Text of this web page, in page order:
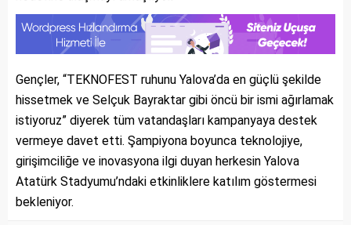
Gençler, “TEKNOFEST ruhunu Yalova’da en güçlü şekilde
hissetmek ve Selçuk Bayraktar gibi öncü bir ismi ağırlamak
istiyoruz” diyerek tüm vatandaşları kampanyaya destek
vermeye davet etti. Şampiyona boyunca teknolojiye,
girişimciliğe ve inovasyona ilgi duyan herkesin Yalova
Atatürk Stadyumu’ndaki etkinliklere katılım göstermesi
bekleniyor.